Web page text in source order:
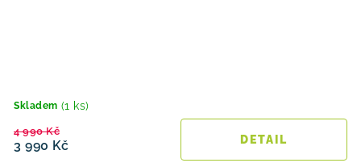
Skladem (1 ks)
3 990 Kč
4 990 Kč